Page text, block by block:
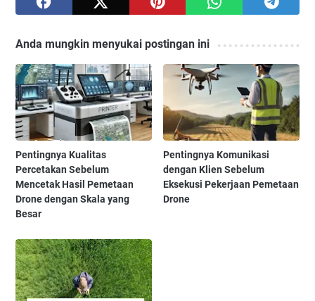
Anda mungkin menyukai postingan ini
Pentingnya Kualitas
Percetakan Sebelum
Mencetak Hasil Pemetaan
Drone dengan Skala yang
Besar
Pentingnya Komunikasi
dengan Klien Sebelum
Eksekusi Pekerjaan Pemetaan
Drone